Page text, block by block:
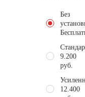
Без
9.200
руб.
12.400